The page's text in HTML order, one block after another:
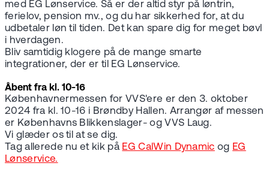
med EG Lønservice. Så er der altid styr på løntrin,
ferielov, pension mv., og du har sikkerhed for, at du
udbetaler løn til tiden. Det kan spare dig for meget bøvl
i hverdagen.
Bliv samtidig klogere på de mange smarte
integrationer, der er til EG Lønservice.
Åbent fra kl. 10-16
Københavnermessen for VVS'ere er den 3. oktober
2024 fra kl. 10-16 i Brøndby Hallen. Arrangør af messen
er Københavns Blikkenslager- og VVS Laug.
Vi glæder os til at se dig.
Tag allerede nu et kik på EG CalWin Dynamic og EG
Lønservice.